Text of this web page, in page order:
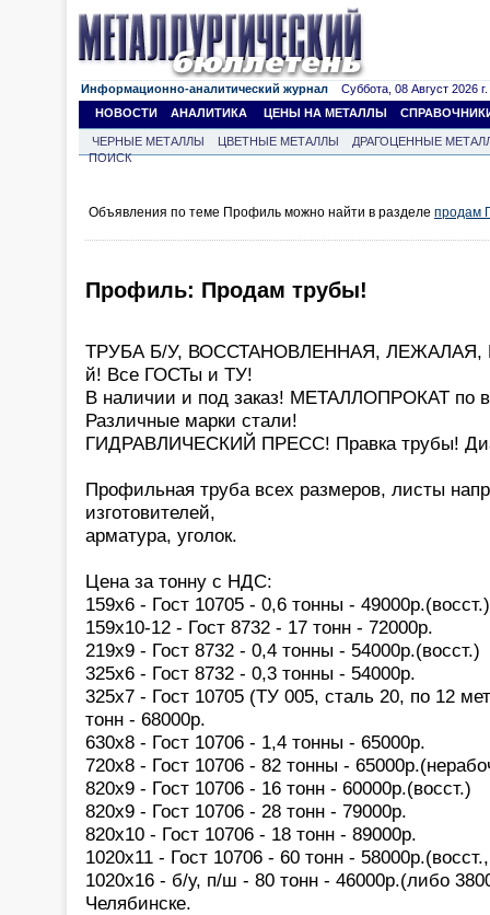
Информационно-аналитический журнал Суббота, 08 Август 2026 г.
НОВОСТИ
АНАЛИТИКА ЦЕНЫ НА МЕТАЛЛЫ
ЧЕРНЫЕ МЕТАЛЛЫ ЦВЕТНЫЕ МЕТАЛЛЫ
ДРАГОЦЕННЫЕ
ПОИСК
Объявления по теме Профиль можно найти в разделе продам
Профиль: Продам трубы!
ТРУБА Б/У, ВОССТАНОВЛЕННАЯ, ЛЕЖАЛАЯ,
й! Все ГОСТы и ТУ!
В наличии и под заказ! МЕТАЛЛОПРОКАТ по
Различные марки стали!
ГИДРАВЛИЧЕСКИЙ ПРЕСС! Правка трубы!
Профильная труба всех размеров, листы
изготовителей,
арматура, уголок.
Цена за тонну с НДС:
159х6 - Гост 10705 - 0,6 тонны - 49000р.(восст.)
159х10-12 - Гост 8732 - 17 тонн - 72000р.
219х9 - Гост 8732 - 0,4 тонны - 54000р.(восст.)
325х6 - Гост 8732 - 0,3 тонны - 54000р.
325х7 - Гост 10705 (ТУ 005, сталь 20, по 12
тонн - 68000р.
630х8 - Гост 10706 - 1,4 тонны - 65000р.
720х8 - Гост 10706 - 82 тонны -
820х9 - Гост 10706 - 16 тонн - 60000р.(восст.)
820х9 - Гост 10706 - 28 тонн - 79000р.
820х10 - Гост 10706 - 18 тонн - 89000р.
1020х11 - Гост 10706 - 60 тонн -
1020х16 - б/у, п/ш - 80 тонн - 46000р.(либо
Челябинске.